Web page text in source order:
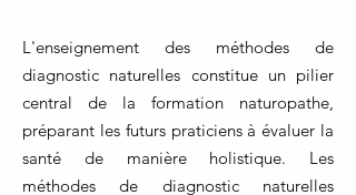
L'enseignement des méthodes de
diagnostic naturelles constitue un pilier
central de la formation naturopathe,
préparant les futurs praticiens à évaluer la
santé de manière holistique. Les
méthodes de diagnostic naturelles